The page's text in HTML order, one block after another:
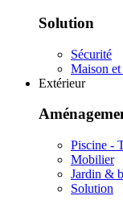
Solution
Sécurité
Maison
Extérieur
Piscine -
Mobilier
Jardin &
Solution